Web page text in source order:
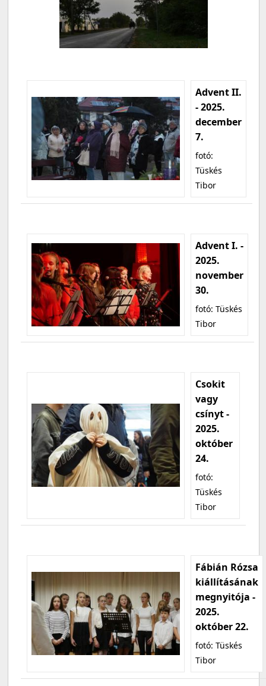
Advent II.
- 2025.
december
7.
fotó:
Tüskés
Tibor
Advent I. -
2025.
november
30.
fotó: Tüskés
Tibor
Csokit
vagy
csínyt -
2025.
október
24.
fotó:
Tüskés
Tibor
Fábián Rózsa
kiállításának
megnyitója -
2025.
október 22.
fotó: Tüskés
Tibor